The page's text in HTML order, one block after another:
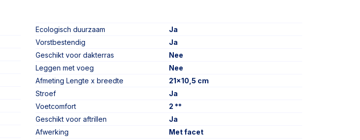
Ecologisch duurzaam
Ja
Vorstbestendig
Ja
Geschikt voor dakterras
Nee
Leggen met voeg
Nee
Afmeting Lengte x breedte
21x10,5 cm
Stroef
Ja
Voetcomfort
2 **
Geschikt voor aftrillen
Ja
Afwerking
Met facet